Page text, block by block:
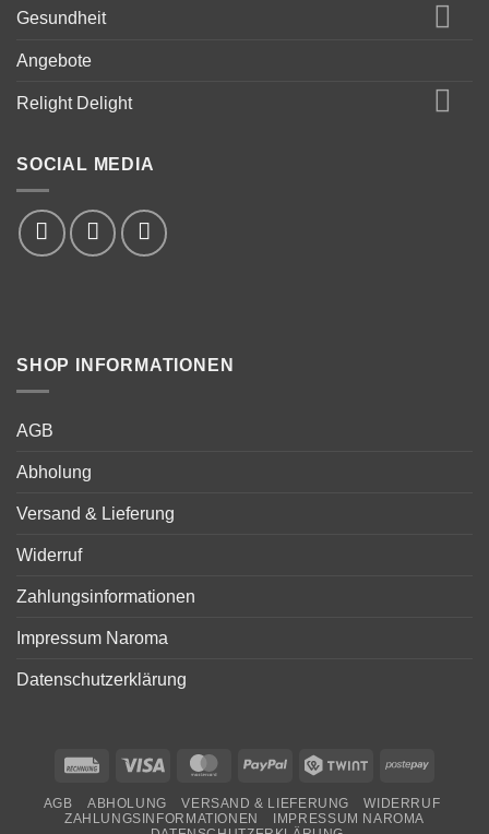
Gesundheit
Angebote
Relight Delight
SOCIAL MEDIA
SHOP INFORMATIONEN
AGB
Abholung
Versand & Lieferung
Widerruf
Zahlungsinformationen
Impressum Naroma
Datenschutzerklärung
Rechung Visa MasterCardPayPal Twint
AGB ABHOLUNG VERSAND & LIEFERUNG
WIDERRUF
ZAHLUNGSINFORMATIONEN
IMPRESSUM NAROMA